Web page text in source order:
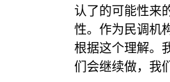
认了的可能性来
性。作为民调机
根据这个理解。
们会继续做，我